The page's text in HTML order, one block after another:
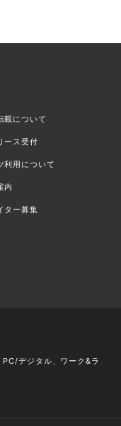
載について
ース受付
利用について
内
ター募集
デジタル、ワーク&ラ